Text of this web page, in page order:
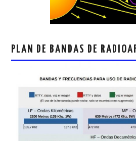
PLAN DE BANDAS DE